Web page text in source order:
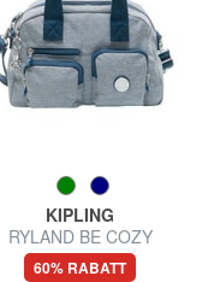
KIPLING
RYLAND BE COZY
mit Schultergurt
60% RABATT